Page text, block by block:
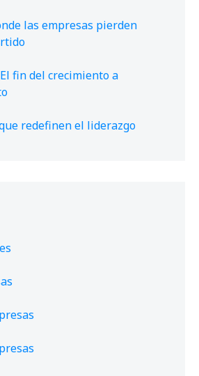
las empresas pierden
fin del crecimiento a
redefinen el liderazgo